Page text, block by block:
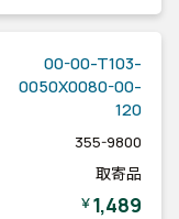
00-00-T103-
0050X0080-00-
120
355-9800
取寄品
￥1,489